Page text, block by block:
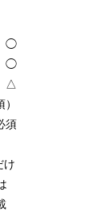
◯
◯
△
須
け